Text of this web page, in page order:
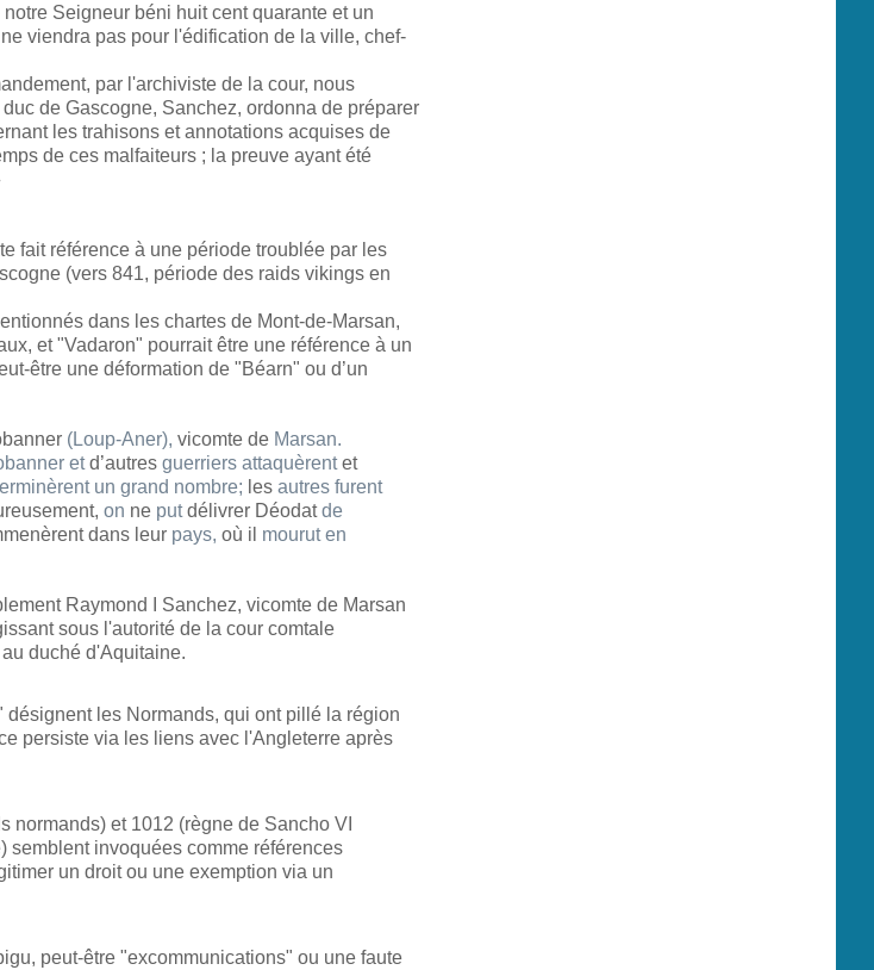
Seigneur béni huit cent quarante et un
viendra pas pour l'édification de la ville, chef-
par l'archiviste de la cour, nous
de Gascogne, Sanchez, ordonna de préparer
les trahisons et annotations acquises de
de ces malfaiteurs ; la preuve ayant été
fait référence à une période troublée par les
(vers 841, période des raids vikings en
dans les chartes de Mont-de-Marsan,
et "Vadaron" pourrait être une référence à un
être une déformation de "Béarn" ou d’un
(Loup-Aner), vicomte de Marsan.
etd’autres guerriers attaquèrentet
un grand nombre; les autres furent
on ne putdélivrer Déodatde
dans leur pays, où il mourut en
Raymond I Sanchez, vicomte de Marsan
sous l'autorité de la cour comtale
duché d'Aquitaine.
désignent les Normands, qui ont pillé la région
persiste via les liens avec l'Angleterre après
normands) et 1012 (règne de Sancho VI
semblent invoquées comme références
un droit ou une exemption via un
peut-être "excommunications" ou une faute